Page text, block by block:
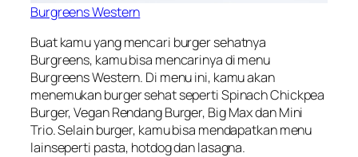
Burgreens Western
Buat kamu yang mencari burger sehatnya
Burgreens, kamu bisa mencarinya di menu
Burgreens Western. Di menu ini, kamu akan
menemukan burger sehat seperti Spinach Chickpea
Burger, Vegan Rendang Burger, Big Max dan Mini
Trio. Selain burger, kamu bisa mendapatkan menu
lainseperti pasta, hotdog dan lasagna.